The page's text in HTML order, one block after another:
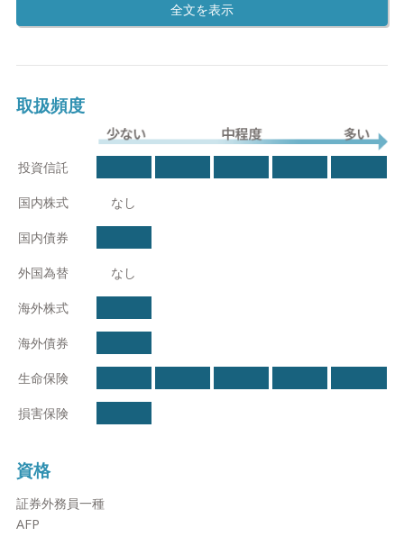
資格の保持者で日本FP協会認定のファイナンシャルプランナー
(FP)です。
在籍しているファイナンシャルプランナーは、資格を持っている
だけではなく、年間1000件以上の相談実績を持つプロフェッショ
特徴3 あなたに合ったアドバイスができる
私たちは営業ノルマがないので無理な勧誘もありません。
特徴5 相談分野以外の身の回りのお金に関する相談も可能
特徴6 今だけじゃない！将来にわたる収支を考えます
●資産運用のご相談の流れ
STEP:1 無料相談のお申し込み
STEP:2 現状確認・ヒアリング(無料)
の考えなどをお伺いするヒアリングが中心です。また、サービス
の詳細についてもご確認いただけます。
取扱頻度
少ない 中程度
多い
投資信託
国内株式 なし
国内債券
外国為替 なし
海外株式
海外債券
生命保険
損害保険
資格
証券外務員一種
AFP